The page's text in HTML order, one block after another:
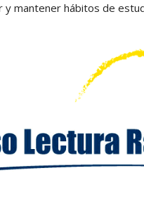
y mantener hábitos de